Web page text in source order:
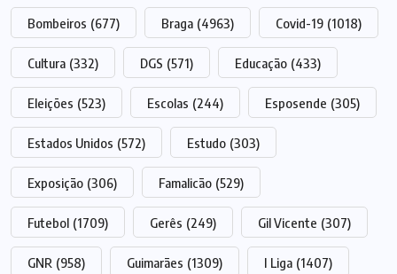
Bombeiros (677) Braga (4963) Covid-19 (1018)
Cultura (332) DGS (571) Educação (433)
Eleições (523) Escolas (244) Esposende (305)
Estados Unidos (572) Estudo (303)
Exposição (306) Famalicão (529)
Futebol (1709) Gerês (249) Gil Vicente (307)
GNR (958) Guimarães (1309) I Liga (1407)